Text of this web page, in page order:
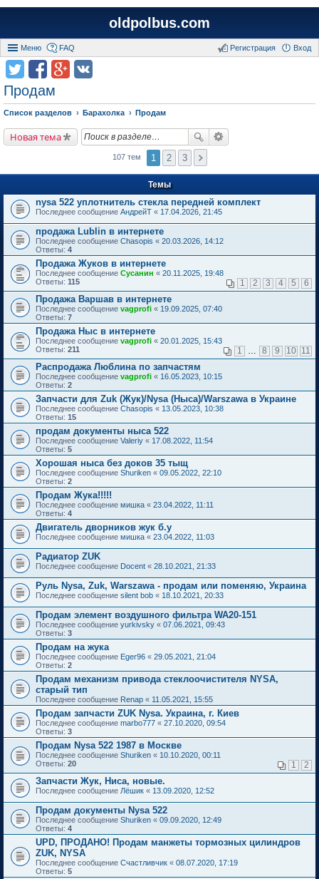
oldpolbus.com
Меню FAQ Вход
Регистрация
Продам
Список разделов Барахолка Продам
Новая тема
107 тем 1 2 3
Темы
nysa 522 уплотнитель стекла передней комплект
Последнее сообщение АндрейТ « 17.04.2026, 21:45
продажа Lublin в интернете
Последнее сообщение Chasopis « 20.03.2026, 14:12
Ответы: 4
Продажа Жуков в интернете
Последнее сообщение Сусанин « 20.11.2025, 19:48
Ответы: 115 1 2 3 4 5 6
Продажа Варшав в интернете
Последнее сообщение vagprofi « 19.09.2025, 07:40
Ответы: 7
Продажа Ныс в интернете
Последнее сообщение vagprofi « 20.01.2025, 15:43
Ответы: 211 1 … 8 9 10 11
Распродажа Люблина по запчастям
Последнее сообщение vagprofi « 16.05.2023, 10:15
Ответы: 2
Запчасти для Zuk (Жук)/Nysa (Ныса)/Warszawa в Украине
Последнее сообщение Chasopis « 13.05.2023, 10:38
Ответы: 15
продам документы ныса 522
Последнее сообщение Valeriy « 17.08.2022, 11:54
Ответы: 5
Хорошая ныса без доков 35 тыщ
Последнее сообщение Shuriken « 09.05.2022, 22:10
Ответы: 2
Продам Жука!!!!!
Последнее сообщение мишка « 23.04.2022, 11:11
Ответы: 4
Двигатель дворников жук б.у
Последнее сообщение мишка « 23.04.2022, 11:03
Радиатор ZUK
Последнее сообщение Docent « 28.10.2021, 21:33
Руль Nysa, Zuk, Warszawa - продам или поменяю, Украина
Последнее сообщение silent bob « 18.10.2021, 20:33
Продам элемент воздушного фильтра WA20-151
Последнее сообщение yurkivsky « 07.06.2021, 09:43
Ответы: 3
Продам на жука
Последнее сообщение Eger96 « 29.05.2021, 21:04
Ответы: 2
Продам механизм привода стеклоочистителя NYSA,
старый тип
Последнее сообщение Renap « 11.05.2021, 15:55
Продам запчасти ZUK Nysa. Украина, г. Киев
Последнее сообщение marbo777 « 27.10.2020, 09:54
Ответы: 3
Продам Nysa 522 1987 в Москве
Последнее сообщение Shuriken « 10.10.2020, 00:11
Ответы: 20 1 2
Запчасти Жук, Ниса, новые.
Последнее сообщение Лёшик « 13.09.2020, 12:52
Продам документы Nysa 522
Последнее сообщение Shuriken « 09.09.2020, 12:49
Ответы: 4
UPD, ПРОДАНО! Продам манжеты тормозных цилиндров
ZUK, NYSA
Последнее сообщение Счастливчик « 08.07.2020, 17:19
Ответы: 5